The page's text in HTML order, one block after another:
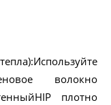
волокно
плотно